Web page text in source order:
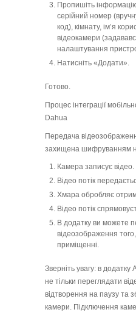
Пропишіть
серійний номер
код), кімнату, ім’я
відеокамери
налаштування
Натисніть «Додати».
Готово.
Процес інтеграції
Dahua
Передача
захищена шифруванням
Камера записує відео.
Відео потік
Хмара обробляє
Відео потік
В додатку ви можете
відеозображення
приміщенні.
Зверніть увагу: в
не тільки переглядати
відтворення на паузу та
камери. Підключення